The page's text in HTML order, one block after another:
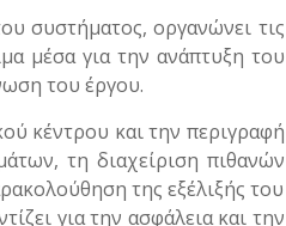
συστήματος, οργανώνει τις
μέσα για την ανάπτυξη του
του έργου.
κέντρου και την περιγραφή
τη διαχείριση πιθανών
της εξέλιξής του
για την ασφάλεια και την